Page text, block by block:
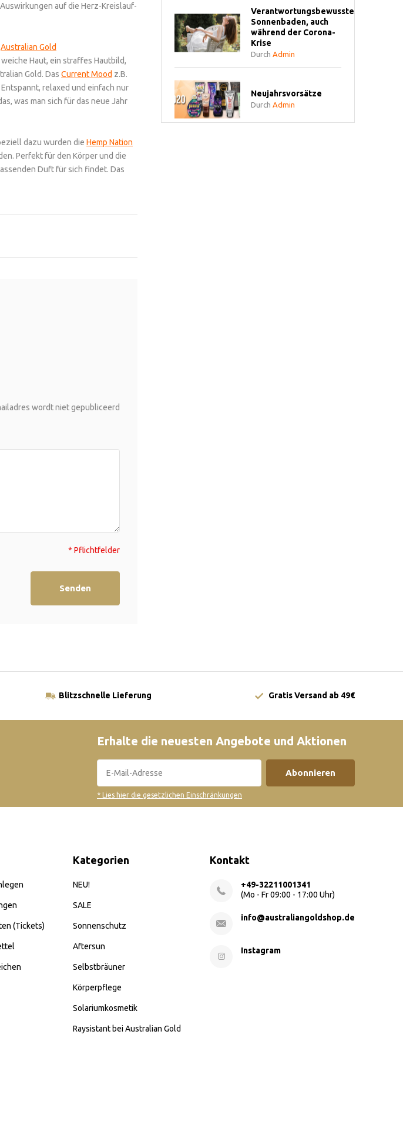
auf die Herz-Kreislauf-
Australian Gold
Haut, ein straffes Hautbild,
Gold. Das Current Mood z.B.
relaxed und einfach nur
was man sich für das neue Jahr
dazu wurden die Hemp Nation
Perfekt für den Körper und die
Duft für sich findet. Das
wordt niet gepubliceerd
* Pflichtfelder
Senden
Verantwortungsbewusstes
Sonnenbaden, auch
während der Corona-
Krise
Durch Admin
Neujahrsvorsätze
Durch Admin
Blitzschnelle Lieferung Gratis Versand ab 49€
Erhalte die neuesten Angebote und Aktionen
Abonnieren
* Lies hier die gesetzlichen Einschränkungen
(Tickets)
Kategorien
NEU!
SALE
Sonnenschutz
Aftersun
Selbstbräuner
Körperpflege
Solariumkosmetik
Raysistant bei Australian Gold
Kontakt
+49-32211001341
(Mo - Fr 09:00 - 17:00 Uhr)
info@australiangoldshop.de
Instagram